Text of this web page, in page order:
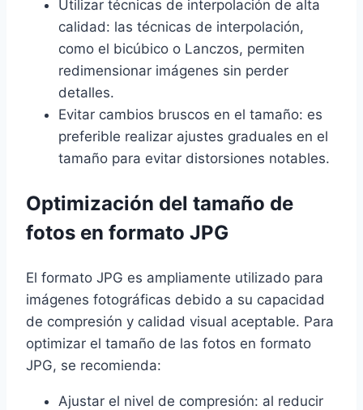
Utilizar técnicas de interpolación de alta
calidad: las técnicas de interpolación,
como el bicúbico o Lanczos, permiten
redimensionar imágenes sin perder
detalles.
Evitar cambios bruscos en el tamaño: es
preferible realizar ajustes graduales en el
tamaño para evitar distorsiones notables.
Optimización del tamaño de
fotos en formato JPG
El formato JPG es ampliamente utilizado para
imágenes fotográficas debido a su capacidad
de compresión y calidad visual aceptable. Para
optimizar el tamaño de las fotos en formato
JPG, se recomienda:
Ajustar el nivel de compresión: al reducir